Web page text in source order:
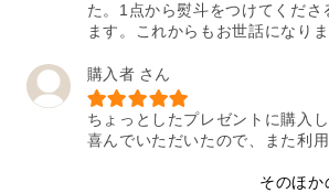
た。1点から熨斗をつけてくださ
ます。これからもお世話になりま
購入者
ちょっとしたプレゼントに購入し
喜んでいただいたので、また利用
そのほか